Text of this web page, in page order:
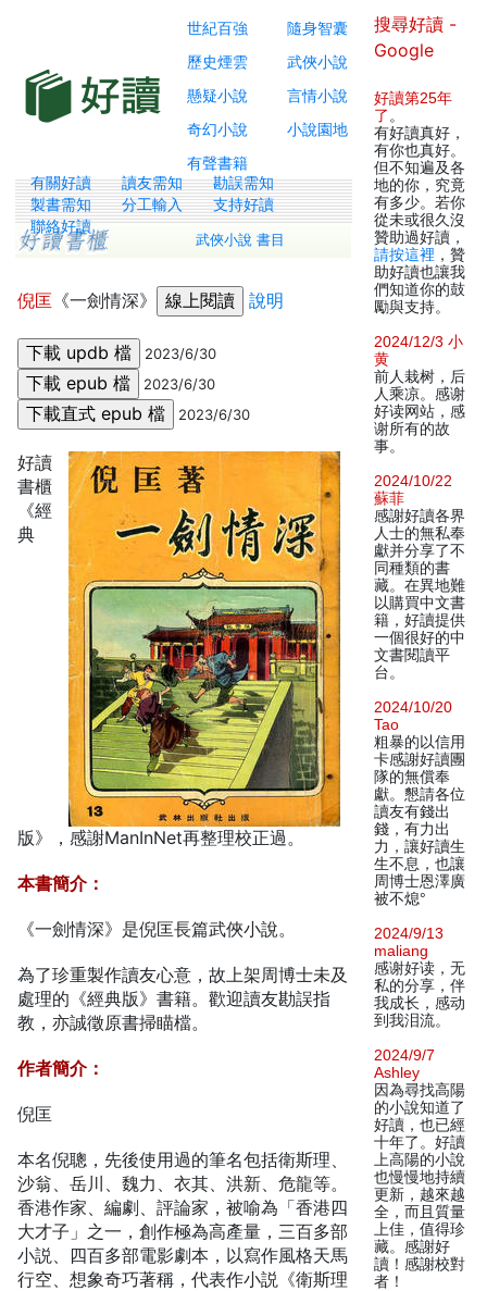
世紀百強
隨身智囊
歷史煙雲
武俠小說
懸疑小說
言情小說
奇幻小說
小說園地
有聲書籍
有關好讀 讀友需知
勘誤需知
製書需知
分工輸入
支持好讀
聯絡好讀
武俠小說 書目
倪匡 《一劍情深》 說明
2023/6/30
2023/6/30
2023/6/30
好讀
書櫃
《經
典
版》，感謝ManInNet再整理校正過。
本書簡介：
《一劍情深》是倪匡長篇武俠小說。
為了珍重製作讀友心意，故上架周博士未及
處理的《經典版》書籍。歡迎讀友勘誤指
教，亦誠徵原書掃瞄檔。
作者簡介：
倪匡
本名倪聰，先後使用過的筆名包括衛斯理、
沙翁、岳川、魏力、衣其、洪新、危龍等。
香港作家、編劇、評論家，被喻為「香港四
大才子」之一，創作極為高產量，三百多部
小説、四百多部電影劇本，以寫作風格天馬
行空、想象奇巧著稱，代表作小説《衛斯理
搜尋好讀 -
Google
好讀第25年
了 。
有好讀真好，
有你也真好。
但不知遍及各
地的你，究竟
有多少。若你
從未或很久沒
贊助過好讀，
請按這裡 ，贊
助好讀也讓我
們知道你的鼓
勵與支持。
2024/12/3 小
黄
前人栽树，后
人乘凉。感谢
好读网站，感
谢所有的故
事。
2024/10/22
蘇菲
感謝好讀各界
人士的無私奉
獻并分享了不
同種類的書
藏。在異地難
以購買中文書
籍，好讀提供
一個很好的中
文書閱讀平
台。
2024/10/20
Tao
粗暴的以信用
卡感謝好讀團
隊的無償奉
獻。懇請各位
讀友有錢出
錢，有力出
力，讓好讀生
生不息，也讓
周博士恩澤廣
被不熄°
2024/9/13
maliang
感谢好读，无
私的分享，伴
我成长，感动
到我泪流。
2024/9/7
Ashley
因為尋找高陽
的小說知道了
好讀，也已經
十年了。好讀
上高陽的小說
也慢慢地持續
更新，越來越
全，而且質量
上佳，值得珍
藏。感謝好
讀！感謝校對
者！